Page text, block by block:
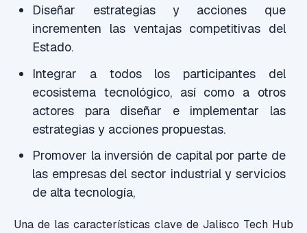
Diseñar estrategias y acciones que
incrementen las ventajas competitivas del
Estado.
Integrar a todos los participantes del
ecosistema tecnológico, así como a otros
actores para diseñar e implementar las
estrategias y acciones propuestas.
Promover la inversión de capital por parte de
las empresas del sector industrial y servicios
de alta tecnología,
Una de las características clave de Jalisco Tech Hub